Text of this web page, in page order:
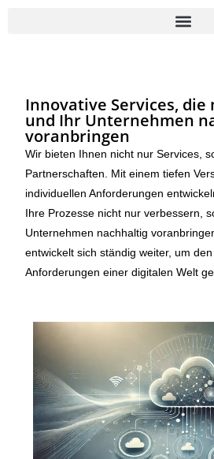
Innovative Services,
und Ihr Unternehmen
voranbringen
Wir bieten Ihnen nicht nur Services,
Partnerschaften. Mit einem tiefen
individuellen Anforderungen
Ihre Prozesse nicht nur verbessern,
Unternehmen nachhaltig
entwickelt sich ständig weiter, um
Anforderungen einer digitalen Welt